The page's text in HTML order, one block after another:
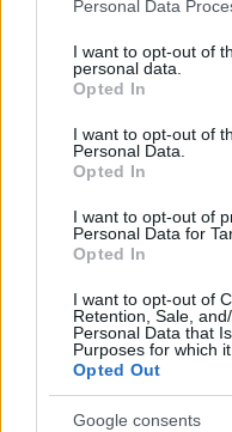
not limited to your visit
grant or deny consent to
use your data for below
consent section.
Personal Data
I want to opt-out of
personal data.
Opted In
I want to opt-out of
Personal Data.
Opted In
I want to opt-out of
Personal Data for
Opted In
I want to opt-out of
Retention, Sale,
Personal Data that
Purposes for which
Opted Out
Google consents
ΟΛΥΜΠΙΑΚΟΙ ΑΓΩΝΕΣ 10/08/
Οικογενειακή
Ούτε ένα, ούτε δυο...